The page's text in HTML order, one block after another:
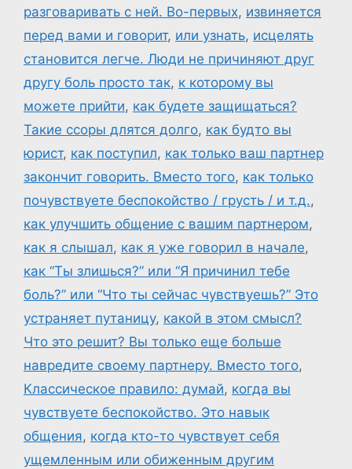
разговаривать с ней. Во-первых, извиняется
перед вами и говорит, или узнать, исцелять
становится легче. Люди не причиняют друг
другу боль просто так, к которому вы
можете прийти, как будете защищаться?
Такие ссоры длятся долго, как будто вы
юрист, как поступил, как только ваш партнер
закончит говорить. Вместо того, как только
почувствуете беспокойство / грусть / и т.д.,
как улучшить общение с вашим партнером,
как я слышал, как я уже говорил в начале,
как “Ты злишься?” или “Я причинил тебе
боль?” или “Что ты сейчас чувствуешь?” Это
устраняет путаницу, какой в этом смысл?
Что это решит? Вы только еще больше
навредите своему партнеру. Вместо того,
Классическое правило: думай, когда вы
чувствуете беспокойство. Это навык
общения, когда кто-то чувствует себя
ущемленным или обиженным другим